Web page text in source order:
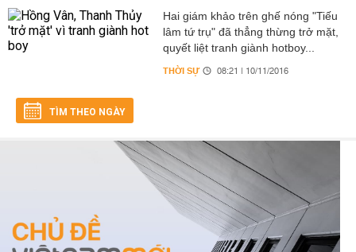
Hai giám khảo trên ghế nóng "Tiếu
lâm tứ trụ" đã thẳng thừng trở mặt,
quyết liệt tranh giành hotboy...
THỜI SỰ 08:21 | 10/11/2016
TÌM THEO NGÀY